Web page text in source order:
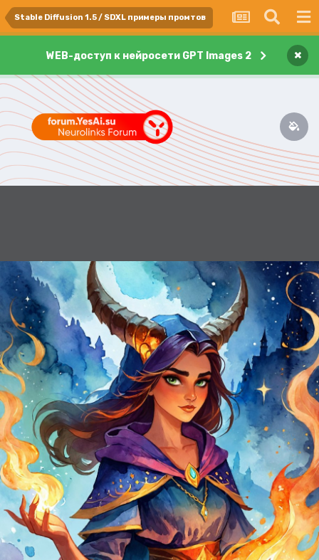
Stable Diffusion 1.5 / SDXL примеры промтов
WEB-доступ к нейросети GPT Images 2 ×